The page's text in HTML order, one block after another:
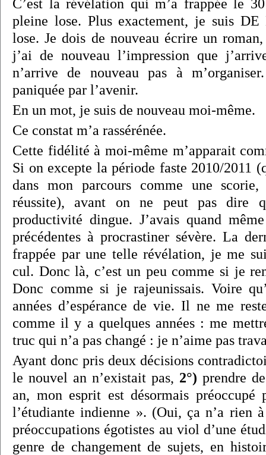
C’est la révélation qui m’a frappée le
pleine lose. Plus exactement, je suis
lose. Je dois de nouveau écrire un
j’ai de nouveau l’impression que
n’arrive de nouveau pas à
paniquée par l’avenir.
En un mot, je suis de nouveau moi-même.
Ce constat m’a rassérénée.
Cette fidélité à moi-même m’apparait
Si on excepte la période faste 2010/2011
dans mon parcours comme une
réussite), avant on ne peut pas dire
productivité dingue. J’avais quand
précédentes à procrastiner sévère. La
frappée par une telle révélation, je me
cul. Donc là, c’est un peu comme si je
Donc comme si je rajeunissais. Voire
années d’espérance de vie. Il ne me
comme il y a quelques années : me
truc qui n’a pas changé : je n’aime pas
Ayant donc pris deux décisions
le nouvel an n’existait pas, 2°) prendre
an, mon esprit est désormais
l’étudiante indienne ». (Oui, ça n’a rien
préoccupations égotistes au viol d’une
genre de changement de sujets, en